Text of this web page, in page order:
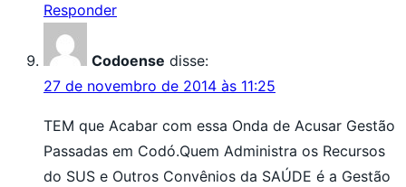
Responder
Codoense disse:
27 de novembro de 2014 às 11:25
TEM que Acabar com essa Onda de Acusar Gestão
Passadas em Codó.Quem Administra os Recursos
do SUS e Outros Convênios da SAÚDE é a Gestão